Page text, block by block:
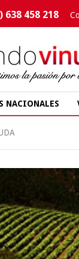
638 458 218
NACIONALES